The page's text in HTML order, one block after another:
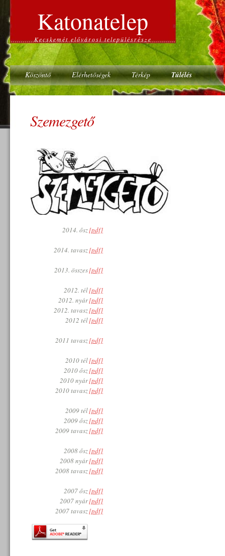
Katonatelep
Kecskemét elővárosi településrésze
Köszöntő Elérhetőségek Térkép Túlélés
Szemezgető
2014. ősz[pdf]
2014. tavasz[pdf]
2013. összes[pdf]
2012. tél[pdf]
2012. nyár[pdf]
2012. tavasz[pdf]
2012 tél[pdf]
2011 tavasz[pdf]
2010 tél[pdf]
2010 ősz[pdf]
2010 nyár[pdf]
2010 tavasz[pdf]
2009 tél[pdf]
2009 ősz[pdf]
2009 tavasz[pdf]
2008 ősz[pdf]
2008 nyár[pdf]
2008 tavasz[pdf]
2007 ősz[pdf]
2007 nyár[pdf]
2007 tavasz[pdf]